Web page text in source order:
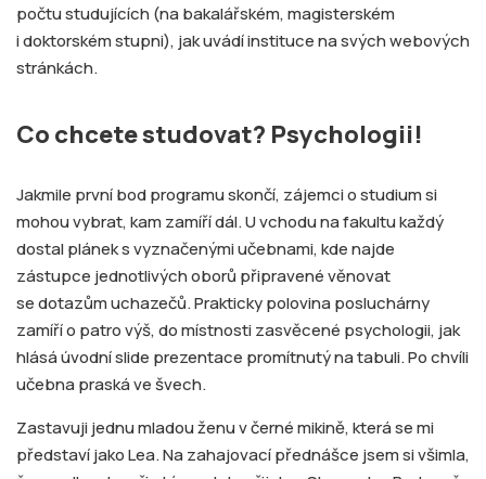
počtu studujících (na bakalářském, magisterském
i doktorském stupni), jak uvádí instituce na svých webových
stránkách.
Co chcete studovat? Psychologii!
Jakmile první bod programu skončí, zájemci o studium si
mohou vybrat, kam zamíří dál. U vchodu na fakultu každý
dostal plánek s vyznačenými učebnami, kde najde
zástupce jednotlivých oborů připravené věnovat
se dotazům uchazečů. Prakticky polovina posluchárny
zamíří o patro výš, do místnosti zasvěcené psychologii, jak
hlásá úvodní slide prezentace promítnutý na tabuli. Po chvíli
učebna praská ve švech.
Zastavuji jednu mladou ženu v černé mikině, která se mi
představí jako Lea. Na zahajovací přednášce jsem si všimla,